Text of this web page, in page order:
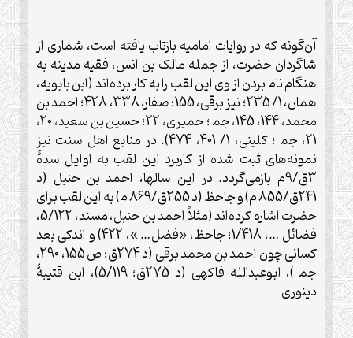
آن‌گونه که در روايات اماميه بازتاب يافته است، شماری از
شاگردان حضرت، از جمله مالک بن انس، فقيه مدينه به
هنگام نام بردن از وی اين لقب را به کار برده‌اند (ابن بابويه،
همان، 1/ 235؛ نيز برقی، 155؛ صفار، 338، 428؛ احمد بن
محمد، 144، 145، جم‍ ؛ حميری، 22؛ حسين بن سعيد، 20،
21، جم‍ ؛ کلينی، 1/ 401، 474). در منابع اهل سنت نيز
نمونه‌های ثبت شده از کاربرد اين لقب به اوايل سدۀ
3ق/9م بازمی‌گردد. در اين سالها، احمد بن حنبل (د
241ق/855 م) و جاحظ (د 255ق/869 م) به اين لقب برای
حضرت اشاره کرده‌اند (مثلاً احمد بن حنبل، مسند، 5/122،
فضائل …، 1/418؛ جاحظ، «فضل… »، 422) و اندکی بعد
کسانی چون احمد بن محمد برقی (د 274ق؛ ص 155، 290،
جم‍ )، ابوعبدالله فاکهی (د 275ق؛ 5/119)، ابن قتيبۀ
دينوری